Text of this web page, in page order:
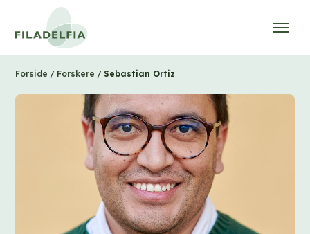
Forside / Forskere / Sebastian Ortiz